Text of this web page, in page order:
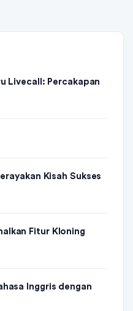
Livecall: Percakapan
Kisah Sukses
Fitur Kloning
Inggris dengan